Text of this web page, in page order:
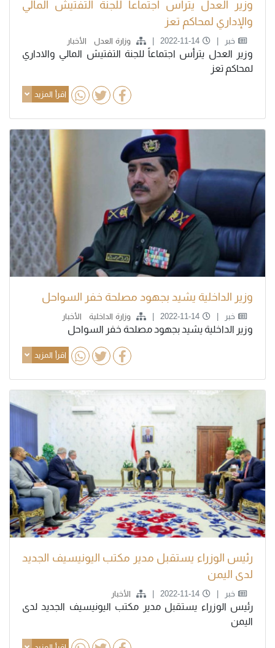
وزير العدل يترأس اجتماعاً للجنة التفتيش المالي
والإداري لمحاكم تعز
خبر 2022-11-14 وزارة العدل الأخبار
وزير العدل يترأس اجتماعاً للجنة التفتيش المالي والاداري
لمحاكم تعز
اقرأ المزيد
وزير الداخلية يشيد بجهود مصلحة خفر السواحل
خبر 2022-11-14 وزارة الداخلية الأخبار
وزير الداخلية يشيد بجهود مصلحة خفر السواحل
اقرأ المزيد
رئيس الوزراء يستقبل مدير مكتب اليونيسيف الجديد
لدى اليمن
خبر 2022-11-14 الأخبار
رئيس الوزراء يستقبل مدير مكتب اليونيسيف الجديد لدى
اليمن